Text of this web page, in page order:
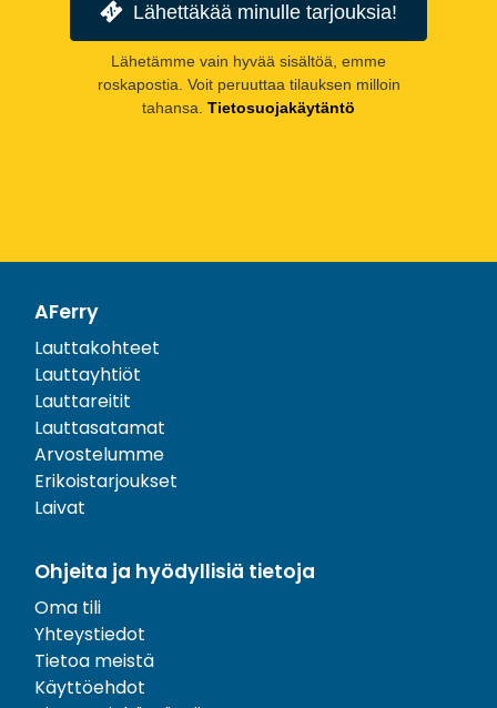
Lähettäkää minulle tarjouksia!
Lähetämme vain hyvää sisältöä, emme
roskapostia. Voit peruuttaa tilauksen milloin
tahansa. Tietosuojakäytäntö
AFerry
Lauttakohteet
Lauttayhtiöt
Lauttareitit
Lauttasatamat
Arvostelumme
Erikoistarjoukset
Laivat
Ohjeita ja hyödyllisiä tietoja
Oma tili
Yhteystiedot
Tietoa meistä
Käyttöehdot